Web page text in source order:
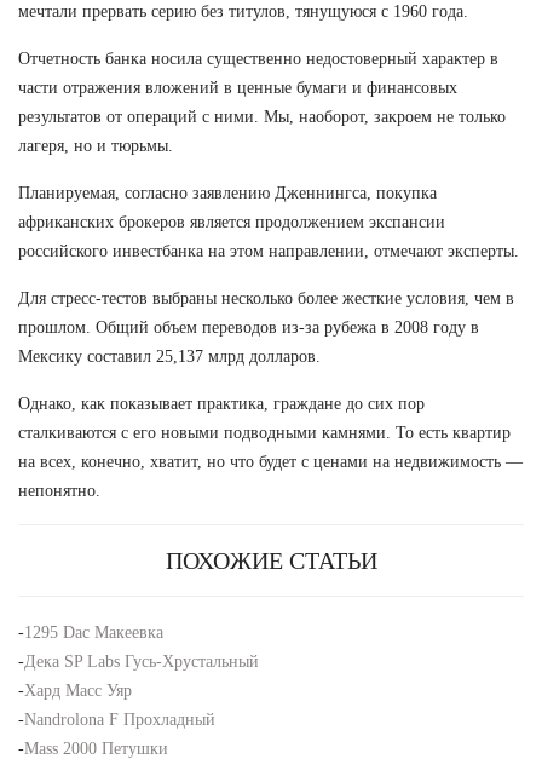
мечтали прервать серию без титулов, тянущуюся с 1960 года.
Отчетность банка носила существенно недостоверный характер в
части отражения вложений в ценные бумаги и финансовых
результатов от операций с ними. Мы, наоборот, закроем не только
лагеря, но и тюрьмы.
Планируемая, согласно заявлению Дженнингса, покупка
африканских брокеров является продолжением экспансии
российского инвестбанка на этом направлении, отмечают эксперты.
Для стресс-тестов выбраны несколько более жесткие условия, чем в
прошлом. Общий объем переводов из-за рубежа в 2008 году в
Мексику составил 25,137 млрд долларов.
Однако, как показывает практика, граждане до сих пор
сталкиваются с его новыми подводными камнями. То есть квартир
на всех, конечно, хватит, но что будет с ценами на недвижимость —
непонятно.
ПОХОЖИЕ СТАТЬИ
-1295 Dac Макеевка
-Дека SP Labs Гусь-Хрустальный
-Хард Масс Уяр
-Nandrolona F Прохладный
-Mass 2000 Петушки